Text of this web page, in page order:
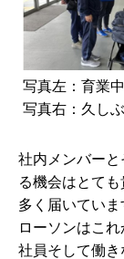
写真左：育業
写真右：久し
社内メンバーと
る機会はとて
多く届いていま
ローソンはこ
社員そして働